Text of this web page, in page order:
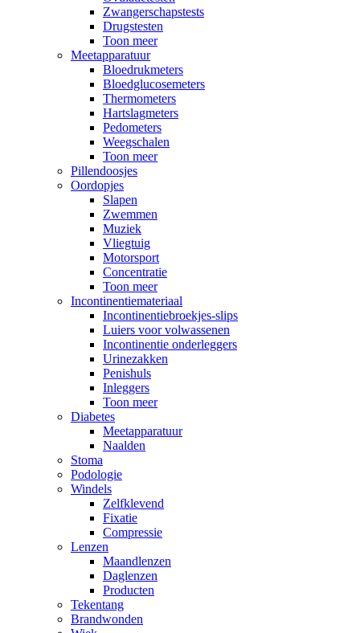
Zwangerschapstests
Drugstesten
Toon meer
Meetapparatuur
Bloedrukmeters
Bloedglucosemeters
Thermometers
Hartslagmeters
Pedometers
Weegschalen
Toon meer
Pillendoosjes
Oordopjes
Slapen
Zwemmen
Muziek
Vliegtuig
Motorsport
Concentratie
Toon meer
Incontinentiemateriaal
Incontinentiebroekjes-slips
Luiers voor volwassenen
Incontinentie onderleggers
Urinezakken
Penishuls
Inleggers
Toon meer
Diabetes
Meetapparatuur
Naalden
Stoma
Podologie
Windels
Zelfklevend
Fixatie
Compressie
Lenzen
Maandlenzen
Daglenzen
Producten
Tekentang
Brandwonden